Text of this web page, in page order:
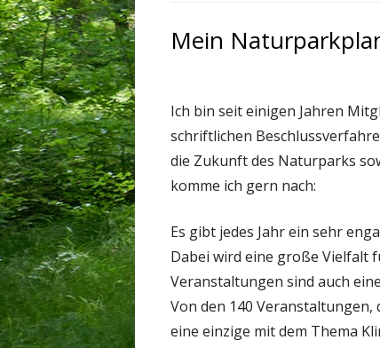
Mein
Ich bin seit einigen Jahren
schriftlichen
die Zukunft des Naturparks
komme ich gern nach:
Es gibt jedes Jahr ein sehr
Dabei wird eine große Vielfalt
Veranstaltungen sind auch
Von den 140 Veranstaltungen,
eine einzige mit dem Thema